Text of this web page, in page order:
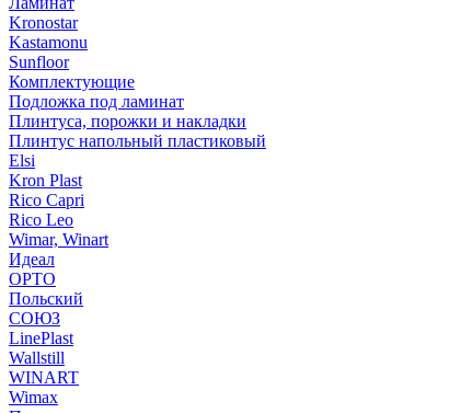
Kronostar
Kastamonu
Sunfloor
Комплектующие
Подложка под ламинат
Плинтуса, порожки и накладки
Плинтус напольный пластиковый
Elsi
Kron Plast
Rico Capri
Rico Leo
Wimar, Winart
Идеал
ОРТО
Польский
СОЮЗ
LinePlast
Wallstill
WINART
Wimax